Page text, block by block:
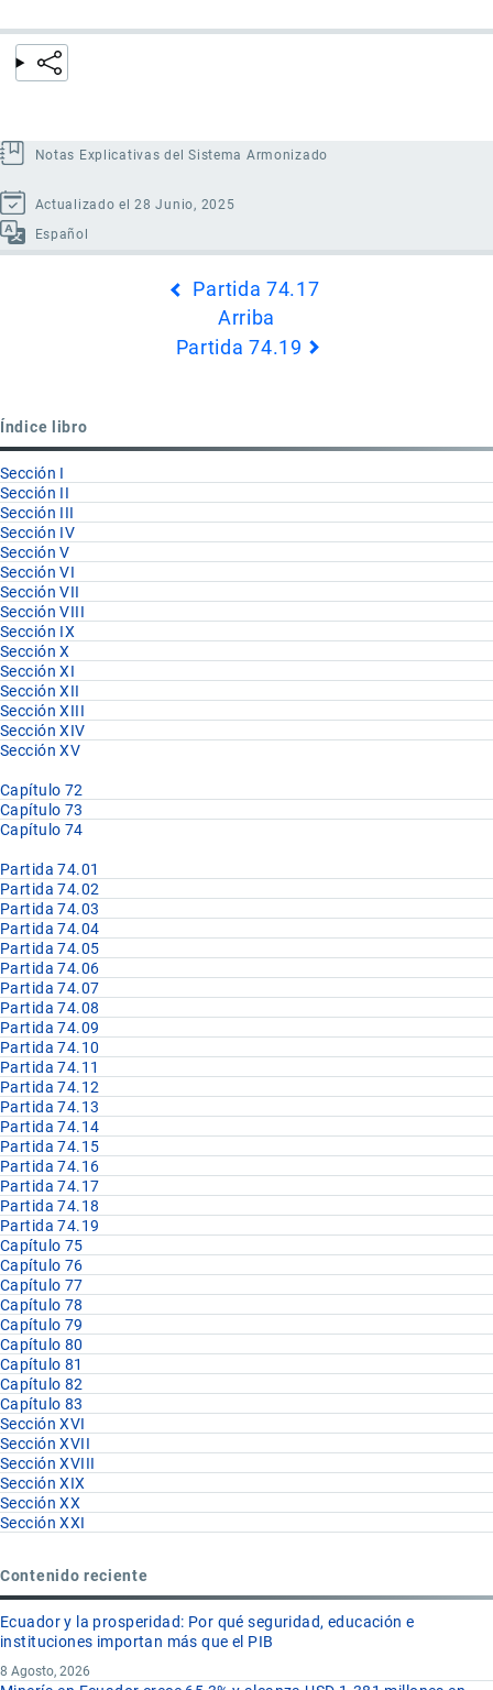
Notas Explicativas del Sistema Armonizado
Actualizado el 28 Junio, 2025
Español
Partida 74.17
Arriba
Partida 74.19
Índice libro
Sección I
Sección II
Sección III
Sección IV
Sección V
Sección VI
Sección VII
Sección VIII
Sección IX
Sección X
Sección XI
Sección XII
Sección XIII
Sección XIV
Sección XV
Capítulo 72
Capítulo 73
Capítulo 74
Partida 74.01
Partida 74.02
Partida 74.03
Partida 74.04
Partida 74.05
Partida 74.06
Partida 74.07
Partida 74.08
Partida 74.09
Partida 74.10
Partida 74.11
Partida 74.12
Partida 74.13
Partida 74.14
Partida 74.15
Partida 74.16
Partida 74.17
Partida 74.18
Partida 74.19
Capítulo 75
Capítulo 76
Capítulo 77
Capítulo 78
Capítulo 79
Capítulo 80
Capítulo 81
Capítulo 82
Capítulo 83
Sección XVI
Sección XVII
Sección XVIII
Sección XIX
Sección XX
Sección XXI
Contenido reciente
Ecuador y la prosperidad: Por qué seguridad, educación e
instituciones importan más que el PIB
8 Agosto, 2026